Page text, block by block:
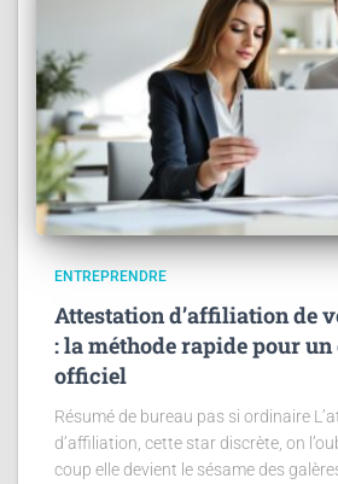
ENTREPRENDRE
Attestation d’affiliation de
: la méthode rapide pour
officiel
Résumé de bureau pas si ordinaire
d’affiliation, cette star discrète, on
coup elle devient le sésame des